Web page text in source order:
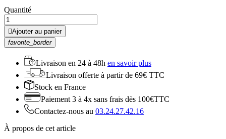
Quantité
Ajouter au panier
favorite_border
Livraison en 24 à 48h en savoir plus
Livraison offerte à partir de 69€ TTC
Stock en France
Paiement 3 à 4x sans frais dès 100€TTC
Contactez-nous au 03.24.27.42.16
À propos de cet article